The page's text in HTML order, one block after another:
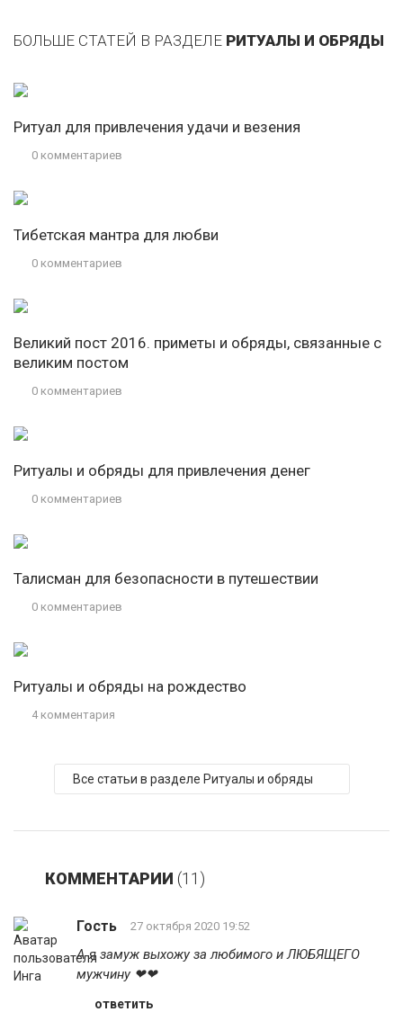
БОЛЬШЕ СТАТЕЙ В РАЗДЕЛЕ РИТУАЛЫ И ОБРЯДЫ
Ритуал для привлечения удачи и везения
0 комментариев
Тибетская мантра для любви
0 комментариев
Великий пост 2016. приметы и обряды, связанные с
великим постом
0 комментариев
Ритуалы и обряды для привлечения денег
0 комментариев
Талисман для безопасности в путешествии
0 комментариев
Ритуалы и обряды на рождество
4 комментария
Все статьи в разделе Ритуалы и обряды
КОММЕНТАРИИ (11)
Гость 27 октября 2020 19:52
А я замуж выхожу за любимого и ЛЮБЯЩЕГО
мужчину ❤❤
ответить